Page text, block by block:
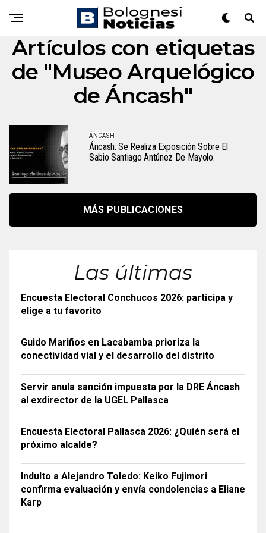
Artículos con etiquetas
de "Museo Arquelógico
de Áncash"
ÁNCASH
Áncash: Se Realiza Exposición Sobre El
Sabio Santiago Antúnez De Mayolo.
MÁS PUBLICACIONES
Las últimas
Encuesta Electoral Conchucos 2026: participa y
elige a tu favorito
Guido Mariños en Lacabamba prioriza la
conectividad vial y el desarrollo del distrito
Servir anula sanción impuesta por la DRE Áncash
al exdirector de la UGEL Pallasca
Encuesta Electoral Pallasca 2026: ¿Quién será el
próximo alcalde?
Indulto a Alejandro Toledo: Keiko Fujimori
confirma evaluación y envía condolencias a Eliane
Karp